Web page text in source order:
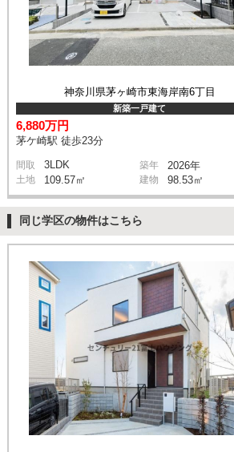
神奈川県茅ヶ崎市東海岸南6丁目
新築一戸建て
6,880万円
茅ケ崎駅 徒歩23分
間取 3LDK 築年 2026年
土地 109.57㎡ 建物 98.53㎡
同じ学区の物件はこちら